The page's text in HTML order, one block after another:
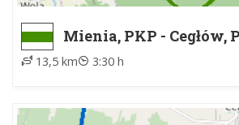
Mienia, PKP - Cegłów,
13,5 km 3:30 h